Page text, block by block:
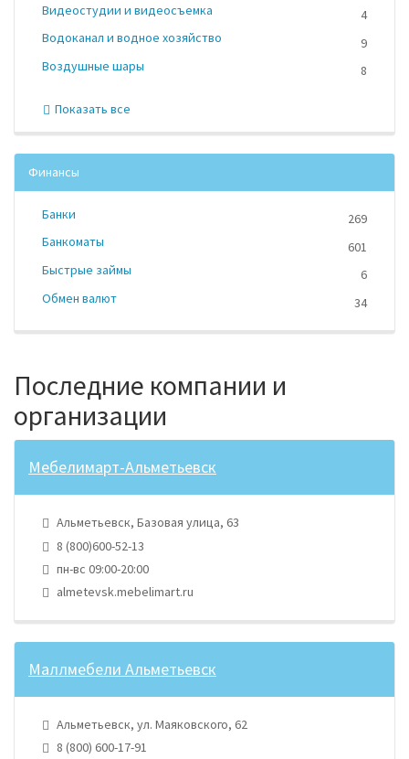
Видеостудии и видеосъемка
4
Водоканал и водное хозяйство
9
Воздушные шары
8
Показать все
Финансы
Банки
269
Банкоматы
601
Быстрые займы
6
Обмен валют
34
Последние компании и
организации
Мебелимарт-Альметьевск
Альметьевск, Базовая улица, 63
8 (800)600-52-13
пн-вс 09:00-20:00
almetevsk.mebelimart.ru
Маллмебели Альметьевск
Альметьевск, ул. Маяковского, 62
8 (800) 600-17-91